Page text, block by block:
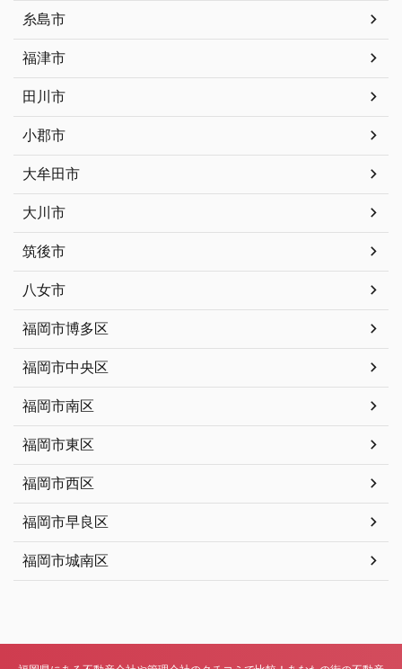
糸島市
福津市
田川市
小郡市
大牟田市
大川市
筑後市
八女市
福岡市博多区
福岡市中央区
福岡市南区
福岡市東区
福岡市西区
福岡市早良区
福岡市城南区